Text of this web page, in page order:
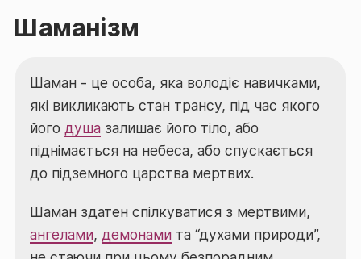
Шаманізм
Шаман - це особа, яка володіє навичками,
які викликають стан трансу, під час якого
його душазалишає його тіло, або
піднімається на небеса, або спускається
до підземного царства мертвих.
Шаман здатен спілкуватися з мертвими,
ангелами, демонамита “духами природи”,